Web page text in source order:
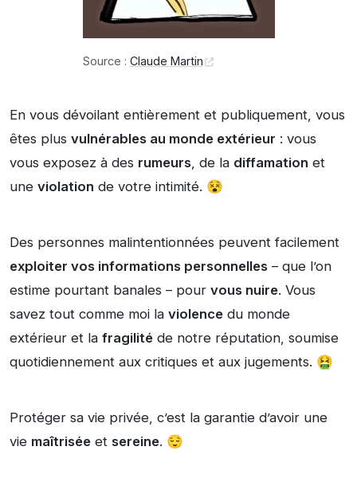
Source : Claude Martin
En vous dévoilant entièrement et publiquement, vous
êtes plus vulnérables au monde extérieur : vous
vous exposez à des rumeurs, de la diffamation et
une violation de votre intimité. 😵
Des personnes malintentionnées peuvent facilement
exploiter vos informations personnelles – que l’on
estime pourtant banales – pour vous nuire. Vous
savez tout comme moi la violence du monde
extérieur et la fragilité de notre réputation, soumise
quotidiennement aux critiques et aux jugements. 🤮
Protéger sa vie privée, c’est la garantie d’avoir une
vie maîtrisée et sereine. 😌